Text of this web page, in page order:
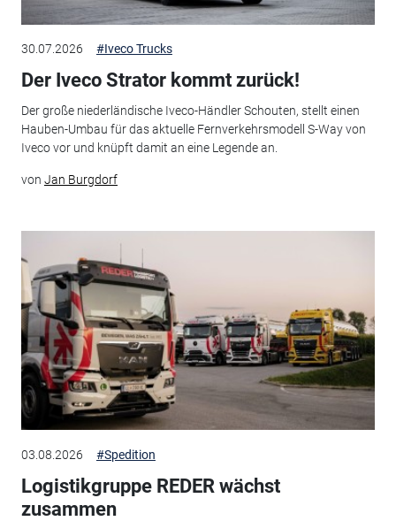
30.07.2026 #Iveco Trucks
Der Iveco Strator kommt zurück!
Der große niederländische Iveco-Händler Schouten, stellt einen
Hauben-Umbau für das aktuelle Fernverkehrsmodell S-Way von
Iveco vor und knüpft damit an eine Legende an.
von Jan Burgdorf
03.08.2026 #Spedition
Logistikgruppe REDER wächst
zusammen